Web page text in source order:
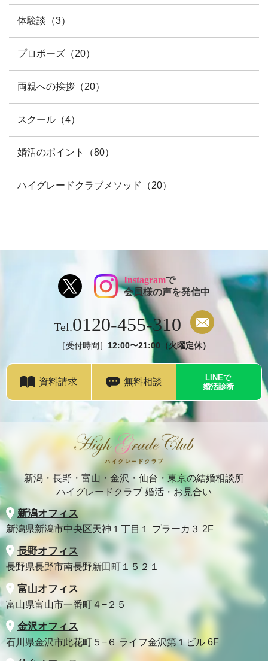
体験談（3）
プロポーズ（20）
両親への挨拶（20）
スクール（4）
婚活のポイント（80）
ハイグレードクラブメソッド（20）
Instagramで
会員様の声を発信中
Tel.0120-455-310
［受付時間］ 12:00〜21:00（火曜定休）
資料請求 無料相談
LINEで
婚活診断
新潟・長野・富山・金沢・仙台・東京の結婚相談所
ハイグレードクラブ 婚活・お見合い
新潟オフィス
新潟県新潟市中央区天神１丁目１ プラーカ３ 2F
長野オフィス
長野県長野市南長野新田町１５２１
富山オフィス
富山県富山市一番町４−２５
金沢オフィス
石川県金沢市此花町５−６ ライフ金沢第１ビル 6F